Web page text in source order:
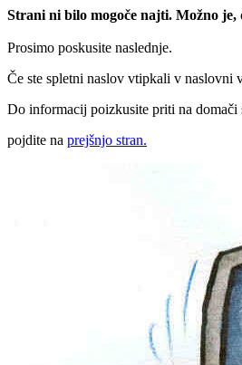
Strani ni bilo mogoče najti. Možno je,
Prosimo poskusite naslednje.
Če ste spletni naslov vtipkali v naslovni
Do informacij poizkusite priti na domači
pojdite na prejšnjo stran.